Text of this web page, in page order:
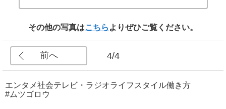
その他の写真はこちら よりぜひご覧ください。
前へ 4/4
エンタメ社会テレビ・ラジオライフスタイル働き方
#ムツゴロウ